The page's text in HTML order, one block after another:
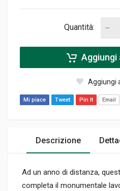
Quantità:
Aggiungi
Aggiungi
Mi piace Tweet Pin It Email
Descrizione
Ad un anno di distanza,
completa il monumentale